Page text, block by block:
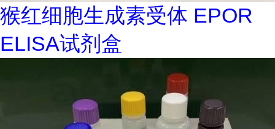
猴红细胞生成素受体 EPOR
ELISA试剂盒